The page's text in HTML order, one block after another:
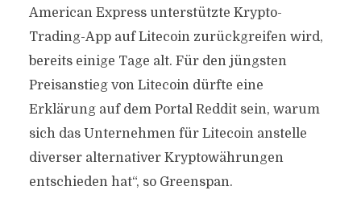
American Express unterstützte Krypto-
Trading-App auf Litecoin zurückgreifen wird,
bereits einige Tage alt. Für den jüngsten
Preisanstieg von Litecoin dürfte eine
Erklärung auf dem Portal Reddit sein, warum
sich das Unternehmen für Litecoin anstelle
diverser alternativer Kryptowährungen
entschieden hat“, so Greenspan.